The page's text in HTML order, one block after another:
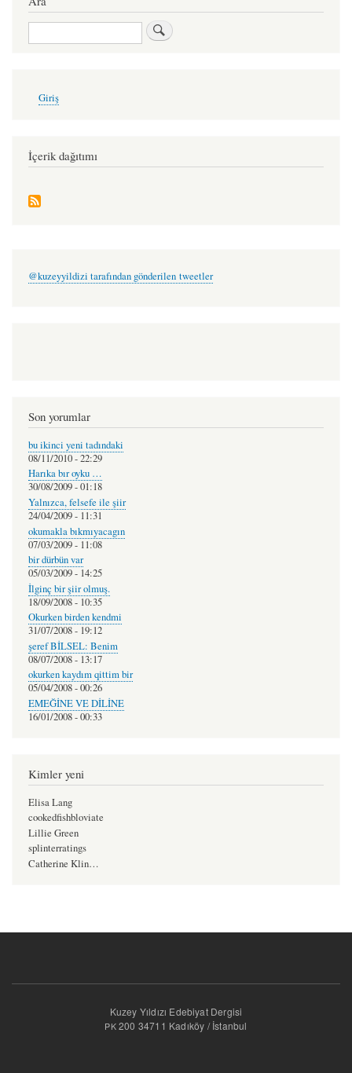
for
tezer
Ara
account
Giriş
İçerik dağıtımı
@kuzeyyildizi tarafından gönderilen tweetler
Son yorumlar
bu ikinci yeni tadındaki
08/11/2010 - 22:29
Harıka bır oyku …
30/08/2009 - 01:18
Yalnızca, felsefe ile şiir
24/04/2009 - 11:31
okumakla bıkmıyacagın
07/03/2009 - 11:08
bir dürbün var
05/03/2009 - 14:25
İlginç bir şiir olmuş.
18/09/2008 - 10:35
Okurken birden kendmi
31/07/2008 - 19:12
şeref BİLSEL: Benim
08/07/2008 - 13:17
okurken kaydım qittim bir
05/04/2008 - 00:26
EMEĞİNE VE DİLİNE
16/01/2008 - 00:33
Kimler yeni
Elisa Lang
cookedfishbloviate
Lillie Green
splinterratings
Catherine Klin…
Kuzey Yıldızı Edebiyat Dergisi
PK200 34711 Kadıköy / İstanbul